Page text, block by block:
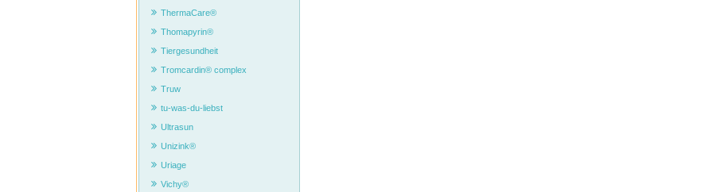
ThermaCare®
Thomapyrin®
Tiergesundheit
Tromcardin® complex
Truw
tu-was-du-liebst
Ultrasun
Unizink®
Uriage
Vichy®